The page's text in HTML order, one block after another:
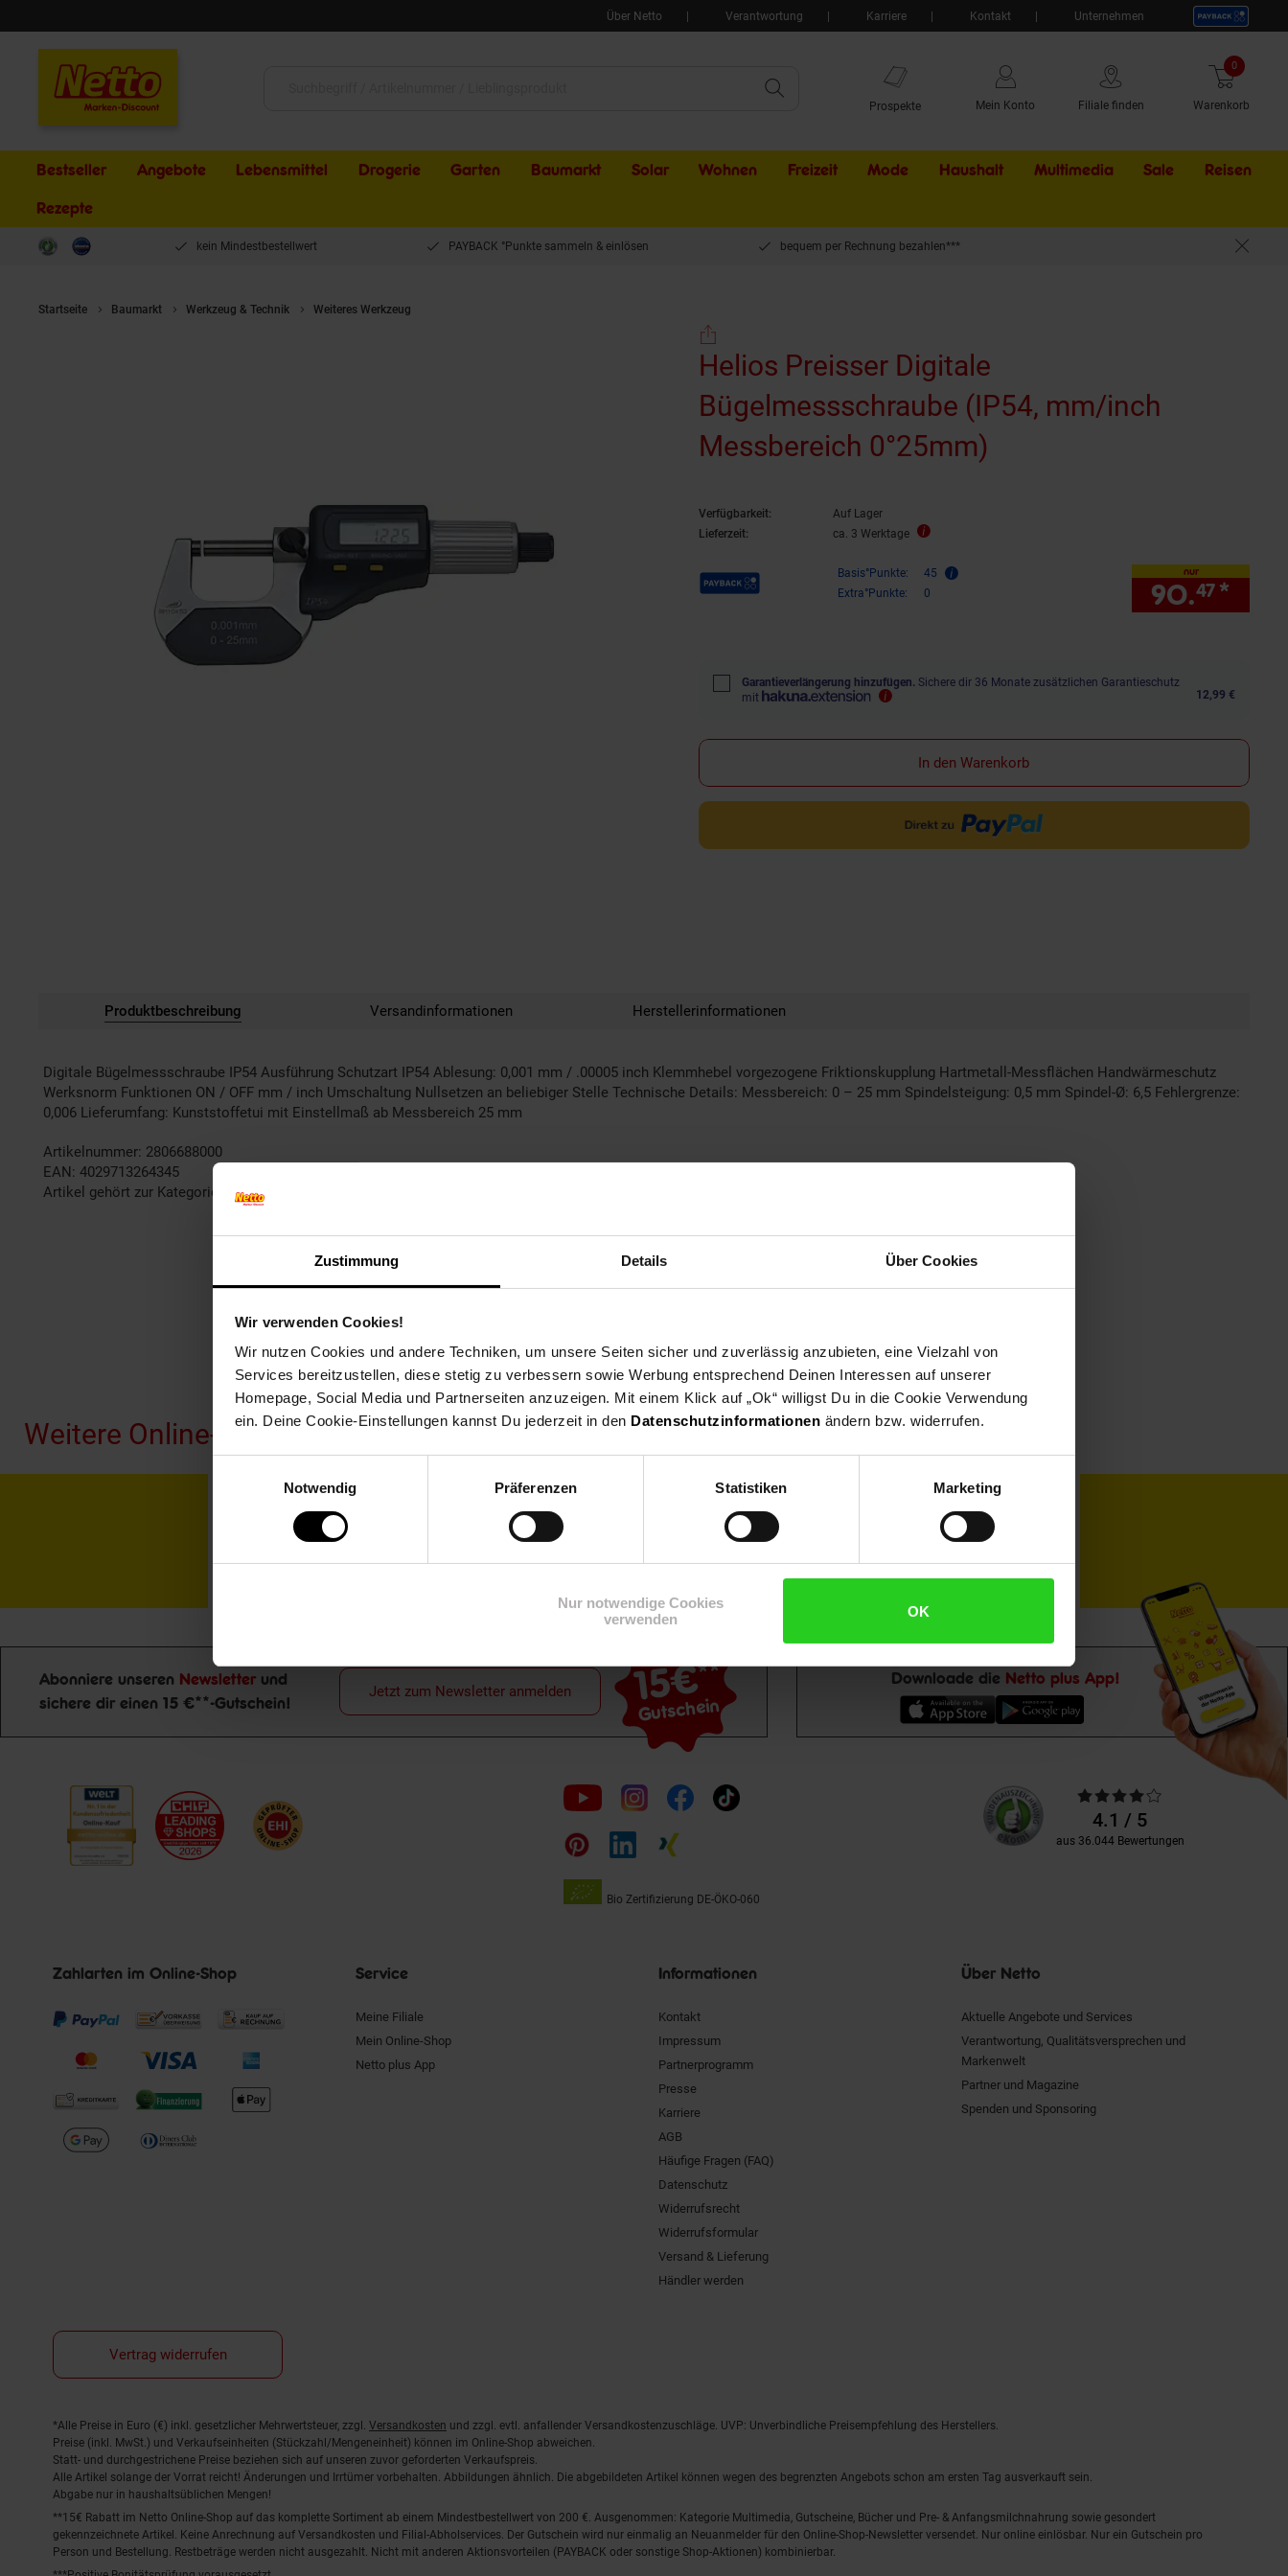
Zustimmung Details Über Cookies
Wir verwenden Cookies!
Wir nutzen Cookies und andere Techniken, um unsere Seiten sicher und zuverlässig anzubieten, eine Vielzahl von
Services bereitzustellen, diese stetig zu verbessern sowie Werbung entsprechend Deinen Interessen auf unserer
Homepage, Social Media und Partnerseiten anzuzeigen. Mit einem Klick auf „Ok“ willigst Du in die Cookie Verwendung
ein. Deine Cookie-Einstellungen kannst Du jederzeit in den Datenschutzinformationen ändern bzw. widerrufen.
Notwendig
Präferenzen Statistiken Marketing
Nur notwendige Cookies
verwenden
OK
Über Netto Verantwortung Karriere Kontakt Unternehmen
Prospekte Mein Konto Filiale finden Warenkorb
0 Artikel
Bestseller Angebote Lebensmittel Drogerie Garten Baumarkt Solar Wohnen Freizeit Mode Haushalt Multimedia Sale Externer
Reisen
Rezepte
kein Mindestbestellwert PAYBACK °Punkte sammeln & einlösen bequem per Rechnung bezahlen***
Startseite Baumarkt Werkzeug & Technik Weiteres Werkzeug
Helios Preisser Digitale
Bügelmessschraube (IP54, mm/inch
Messbereich 0°25mm)
Verfügbarkeit:
Auf Lager
Lieferzeit:
ca. 3 Werktage
Payback Punkte Basis°Punkte:
45
Extra°Punkte:
0
nur
90.47 *
Garantieverlängerung hinzufügen. Sichere dir 36 Monate zusätzlichen Garantieschutz
mit
12,99 €
In den Warenkorb
Produktbeschreibung Versandinformationen Herstellerinformationen
Digitale Bügelmessschraube IP54 Ausführung Schutzart IP54 Ablesung: 0,001 mm / .00005 inch Klemmhebel vorgezogene Friktionskupplung Hartmetall-Messflächen Handwärmeschutz
Werksnorm Funktionen ON / OFF mm / inch Umschaltung Nullsetzen an beliebiger Stelle Technische Details: Messbereich: 0 – 25 mm Spindelsteigung: 0,5 mm Spindel-Ø: 6,5 Fehlergrenze:
0,006 Lieferumfang: Kunststoffetui mit Einstellmaß ab Messbereich 25 mm
Artikelnummer: 2806688000
EAN: 4029713264345
Artikel gehört zur Kategorie:
Weiteres Werkzeug
Weitere Online-Angebote
Netto Reisen Weinwelt Rezeptwelt Karriere
Newsletter Anmeldung
Abonniere unseren Newsletter und
sichere dir einen 15 €**-Gutschein!
15€**
Gutschein
Jetzt zum Newsletter anmelden
Downloade die Netto plus App!
Folge
uns
auf
Bio Zertifizierung DE-ÖKO-060
Unsere
Kundenbewertungen
Durchschnittliche
Bewertungen4.1 / 5
aus 36.044 Bewertungen
Zahlarten im Online-Shop Service
Meine Filiale
Mein Online-Shop
Netto plus App
Informationen
Kontakt
Impressum
Partnerprogramm
Presse
Karriere
AGB
Häufige Fragen (FAQ)
Datenschutz
Widerrufsrecht
Widerrufsformular
Versand & Lieferung
Händler werden
Über Netto
Aktuelle Angebote und Services
Verantwortung, Qualitätsversprechen und
Markenwelt
Partner und Magazine
Spenden und Sponsoring
Vertrag widerrufen
Fußnoten
*Alle Preise in Euro (€) inkl. gesetzlicher Mehrwertsteuer, zzgl. Versandkosten und zzgl. evtl. anfallender Versandkostenzuschläge. UVP: Unverbindliche Preisempfehlung des Herstellers.
Preise (inkl. MwSt.) und Verkaufseinheiten (Stückzahl/Mengeneinheit) können im Online-Shop abweichen.
Statt- und durchgestrichene Preise beziehen sich auf unseren zuvor geforderten Verkaufspreis.
Alle Artikel solange der Vorrat reicht! Änderungen und Irrtümer vorbehalten. Abbildungen ähnlich. Die abgebildeten Artikel können wegen des begrenzten Angebots schon am ersten Tag ausverkauft sein.
Abgabe nur in haushaltsüblichen Mengen!
**15€ Rabatt im Netto Online-Shop auf das komplette Sortiment ab einem Mindestbestellwert von 200 €. Ausgenommen: Kategorie Multimedia, Gutscheine, Bücher und Pre- & Anfangsmilchnahrung sowie gesondert
gekennzeichnete Artikel. Keine Anrechnung auf Versandkosten und Filial-Abholservices. Der Gutschein wird nur einmalig an Neuanmelder für den Online-Shop-Newsletter versendet. Nur online einlösbar. Nur ein Gutschein pro
Person und Bestellung. Restbeträge werden nicht ausgezahlt. Nicht mit anderen Aktionsvorteilen (PAYBACK oder sonstige Shop-Aktionen) kombinierbar.